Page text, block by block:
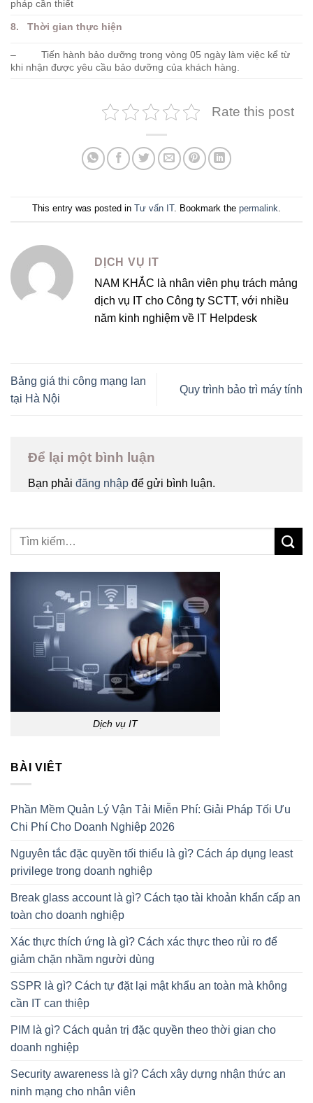
pháp cần thiết
8. Thời gian thực hiện
– Tiến hành bảo dưỡng trong vòng 05 ngày làm việc kể từ
khi nhận được yêu cầu bảo dưỡng của khách hàng.
Rate this post
This entry was posted in Tư vấn IT. Bookmark the permalink.
DỊCH VỤ IT
NAM KHẮC là nhân viên phụ trách mảng
dịch vụ IT cho Công ty SCTT, với nhiều
năm kinh nghiệm về IT Helpdesk
Bảng giá thi công mạng lan
tại Hà Nội
Quy trình bảo trì máy tính
Để lại một bình luận
Bạn phải đăng nhập để gửi bình luận.
Dịch vụ IT
BÀI VIÊT
Phần Mềm Quản Lý Vận Tải Miễn Phí: Giải Pháp Tối Ưu
Chi Phí Cho Doanh Nghiệp 2026
Nguyên tắc đặc quyền tối thiểu là gì? Cách áp dụng least
privilege trong doanh nghiệp
Break glass account là gì? Cách tạo tài khoản khẩn cấp an
toàn cho doanh nghiệp
Xác thực thích ứng là gì? Cách xác thực theo rủi ro để
giảm chặn nhầm người dùng
SSPR là gì? Cách tự đặt lại mật khẩu an toàn mà không
cần IT can thiệp
PIM là gì? Cách quản trị đặc quyền theo thời gian cho
doanh nghiệp
Security awareness là gì? Cách xây dựng nhận thức an
ninh mạng cho nhân viên